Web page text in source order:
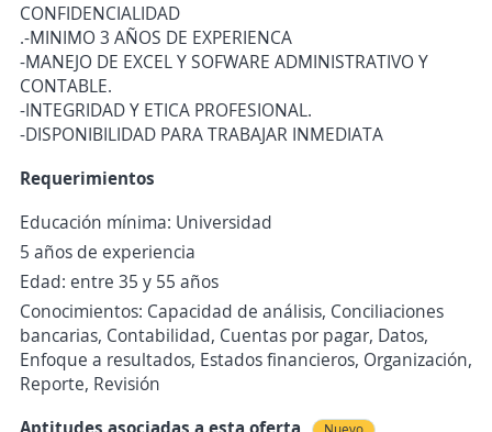
CONFIDENCIALIDAD
.-MINIMO 3 AÑOS DE EXPERIENCA
-MANEJO DE EXCEL Y SOFWARE ADMINISTRATIVO Y
CONTABLE.
-INTEGRIDAD Y ETICA PROFESIONAL.
-DISPONIBILIDAD PARA TRABAJAR INMEDIATA
Requerimientos
Educación mínima: Universidad
5 años de experiencia
Edad: entre 35 y 55 años
Conocimientos: Capacidad de análisis, Conciliaciones
bancarias, Contabilidad, Cuentas por pagar, Datos,
Enfoque a resultados, Estados financieros, Organización,
Reporte, Revisión